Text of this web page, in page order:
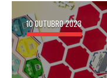
10 OUTUBRO 2023